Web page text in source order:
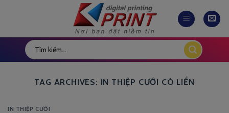
TAG ARCHIVES: IN THIỆP CƯỚI CÓ LIỀN
IN THIỆP CƯỚI